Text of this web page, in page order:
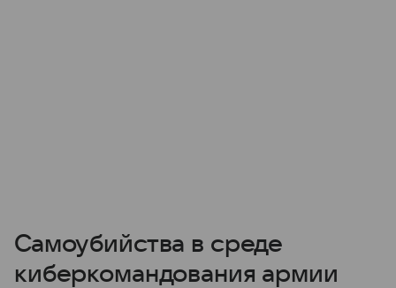
Самоубийства в среде
киберкомандования армии